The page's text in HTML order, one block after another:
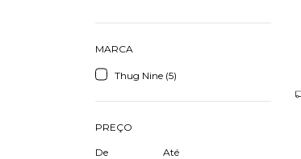
MARCA
Thug Nine (5)
PREÇO
De Até